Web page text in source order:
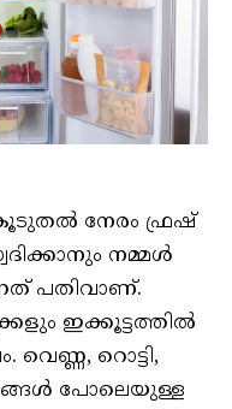
നേരം ഫ്രഷ്
നമ്മൾ
പതിവാണ്.
ഇക്കൂട്ടത്തിൽ
റൊട്ടി,
പോലെയുള്ള